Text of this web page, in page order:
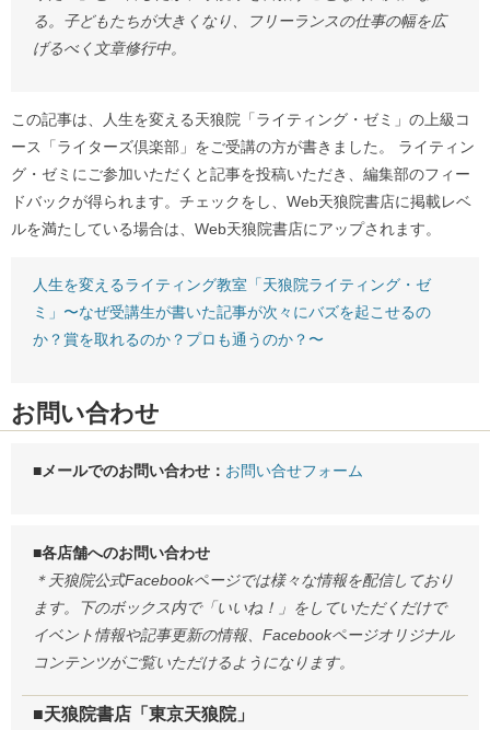
る。子どもたちが大きくなり、フリーランスの仕事の幅を広
げるべく文章修行中。
この記事は、人生を変える天狼院「ライティング・ゼミ」の上級コ
ース「ライターズ倶楽部」をご受講の方が書きました。 ライティン
グ・ゼミにご参加いただくと記事を投稿いただき、編集部のフィー
ドバックが得られます。チェックをし、Web天狼院書店に掲載レベ
ルを満たしている場合は、Web天狼院書店にアップされます。
人生を変えるライティング教室「天狼院ライティング・ゼ
ミ」〜なぜ受講生が書いた記事が次々にバズを起こせるの
か？賞を取れるのか？プロも通うのか？〜
お問い合わせ
■メールでのお問い合わせ： お問い合せフォーム
■各店舗へのお問い合わせ
＊天狼院公式Facebookページでは様々な情報を配信しており
ます。下のボックス内で「いいね！」をしていただくだけで
イベント情報や記事更新の情報、Facebookページオリジナル
コンテンツがご覧いただけるようになります。
■天狼院書店「東京天狼院」